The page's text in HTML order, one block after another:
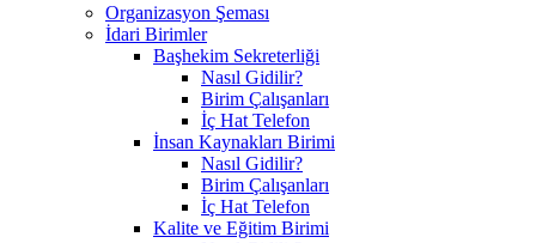
Organizasyon Şeması
İdari Birimler
Başhekim Sekreterliği
Nasıl Gidilir?
Birim Çalışanları
İç Hat Telefon
İnsan Kaynakları Birimi
Nasıl Gidilir?
Birim Çalışanları
İç Hat Telefon
Kalite ve Eğitim Birimi